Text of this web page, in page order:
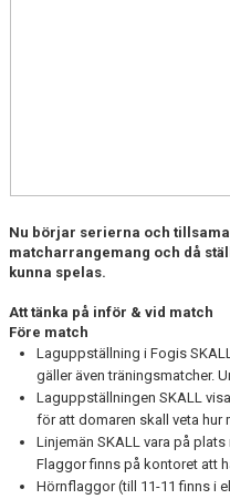
Nu börjar serierna och
matcharrangemang och då
kunna spelas.
Att tänka på inför & vid match
Före match
Laguppställning i Fogis
gäller även träningsmatcher.
Laguppställningen SKALL
för att domaren skall veta hur
Linjemän SKALL vara på
Flaggor finns på kontoret att
Hörnflaggor (till 11-11 finns i